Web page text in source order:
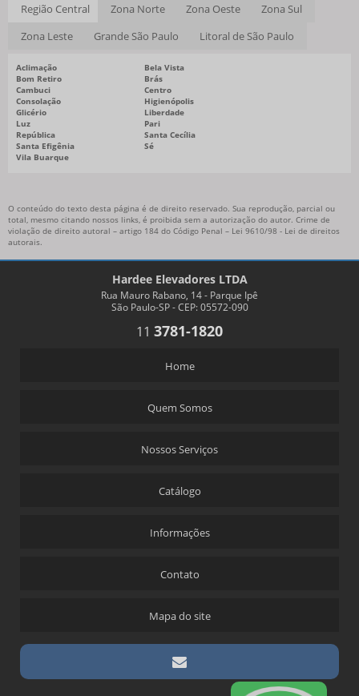
Região Central Zona Norte Zona Oeste
Zona Sul
Zona Leste
Grande São Paulo Litoral de São Paulo
Aclimação
Bela Vista
Bom Retiro
Brás
Cambuci
Centro
Consolação
Higienópolis
Glicério
Liberdade
Luz
Pari
República
Santa Cecília
Santa Efigênia
Sé
Vila Buarque
O conteúdo do texto desta página é de direito reservado. Sua reprodução, parcial ou
total, mesmo citando nossos links, é proibida sem a autorização do autor. Crime de
violação de direito autoral – artigo 184 do Código Penal – Lei 9610/98 - Lei de direitos
autorais
Hardee Elevadores LTDA
Rua Mauro Rabano, 14 - Parque Ipê
São Paulo-SP - CEP: 05572-090
11 3781-1820
Home
Quem Somos
Nossos Serviços
Catálogo
Informações
Contato
Mapa do site